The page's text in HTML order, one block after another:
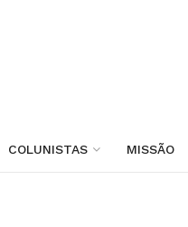
COLUNISTAS MISSÃO